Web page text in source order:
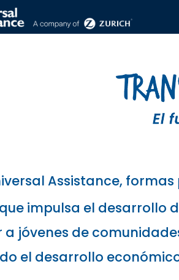
Assistance,
impulsa el desarrollo
a jóvenes de
el desarrollo